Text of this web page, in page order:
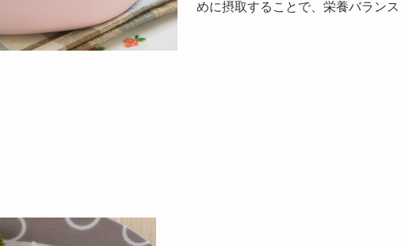
めに摂取することで、栄養バランス